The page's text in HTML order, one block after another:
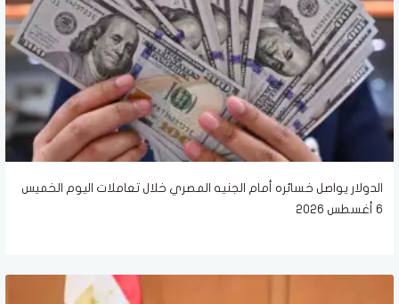
الدولار يواصل خسائره أمام الجنيه المصري خلال تعاملات اليوم الخميس
6 أغسطس 2026